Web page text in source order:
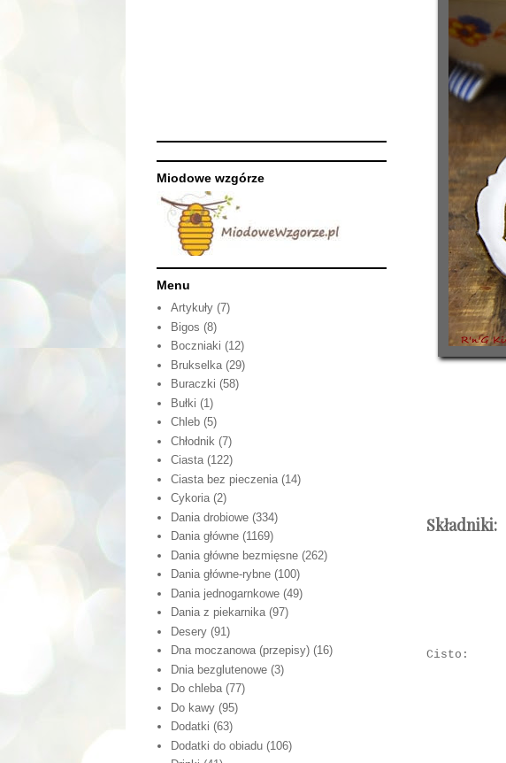
Składniki:
Cisto:
Miodowe wzgórze
Menu
Artykuły (7)
Bigos (8)
Boczniaki (12)
Brukselka (29)
Buraczki (58)
Bułki (1)
Chleb (5)
Chłodnik (7)
Ciasta (122)
Ciasta bez pieczenia (14)
Cykoria (2)
Dania drobiowe (334)
Dania główne (1169)
Dania główne bezmięsne (262)
Dania główne-rybne (100)
Dania jednogarnkowe (49)
Dania z piekarnika (97)
Desery (91)
Dna moczanowa (przepisy) (16)
Dnia bezglutenowe (3)
Do chleba (77)
Do kawy (95)
Dodatki (63)
Dodatki do obiadu (106)